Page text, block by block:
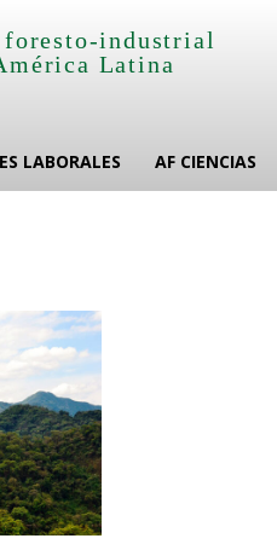
industrial
Latina
LABORALES AF CIENCIAS